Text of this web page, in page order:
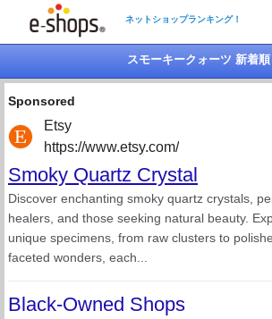
ネットショップランキング！
スモーキークォーツ 新着順